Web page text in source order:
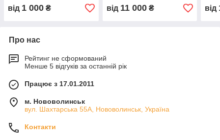
від 1 000 ₴ від 11 000₴ від
Про нас
Рейтинг не сформований
Менше 5 відгуків за останній рік
Працює з 17.01.2011
м. Нововолинськ
вул. Шахтарська 55А, Нововолинськ, Україна
Контакти